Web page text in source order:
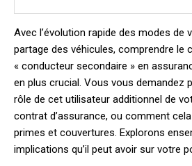
Avec l’évolution rapide des modes de
partage des véhicules, comprendre le
« conducteur secondaire » en
en plus crucial. Vous vous demandez
rôle de cet utilisateur additionnel de
contrat d’assurance, ou comment
primes et couvertures. Explorons
implications qu’il peut avoir sur votre